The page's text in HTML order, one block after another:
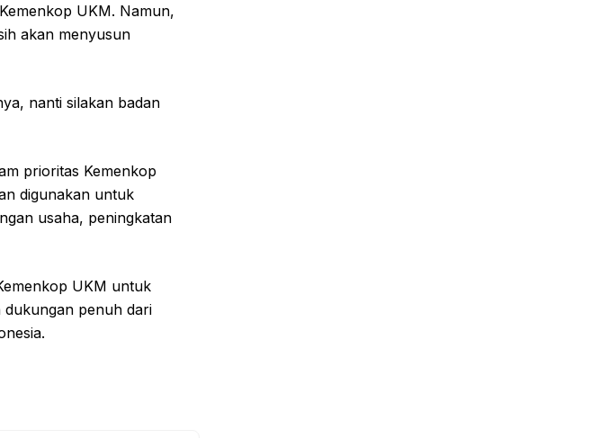
UKM. Namun,
akan menyusun
nanti silakan badan
prioritas Kemenkop
digunakan untuk
usaha, peningkatan
UKM untuk
penuh dari